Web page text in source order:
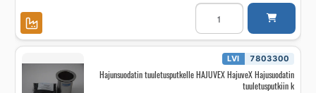
Viemärinavausaine
TeknoSeesam®
TeknoSeesam®
-
kiinteistönhoitotuotteet
Rasvansyöjä,
entsyymipohjainen
määrä
LVI 7803300
Hajunsuodatin tuuletusputkelle HAJUVEX HajuveX Hajusuodatin
tuuletusputkiin k